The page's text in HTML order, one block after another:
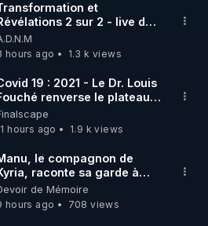
et
2 sur 2 - live du
08/26
hours ago
1.3 k views
19 : 2021 - Le Dr. Louis
renverse le plateau
CNews !
hours ago
1.9 k views
le compagnon de
raconte sa garde à
musclée. PARTAGEZ!
de Mémoire
hours ago
708 views